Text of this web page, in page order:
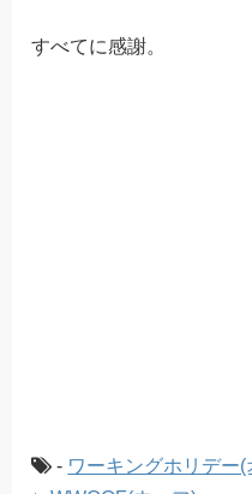
すべてに感謝。
- ワーキングホリデー